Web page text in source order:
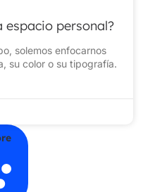
espacio personal?
solemos enfocarnos
su color o su tipografía.